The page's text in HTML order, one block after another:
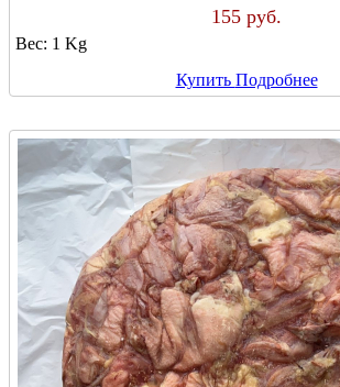
155 руб.
Вес: 1 Kg
Купить Подробнее